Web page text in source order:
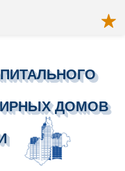
ДОМОВ